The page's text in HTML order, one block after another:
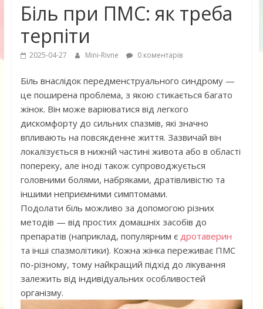
Біль при ПМС: як треба
терпіти
2025-04-27 Mini-Rivne 0 коментарів
Біль внаслідок передменструального синдрому —
це поширена проблема, з якою стикається багато
жінок. Він може варіюватися від легкого
дискомфорту до сильних спазмів, які значно
впливають на повсякденне життя. Зазвичай він
локалізується в нижній частині живота або в області
попереку, але іноді також супроводжується
головними болями, набряками, дратівливістю та
іншими неприємними симптомами.
Подолати біль можливо за допомогою різних
методів — від простих домашніх засобів до
препаратів (наприклад, популярним є дротаверин
та інші спазмолітики). Кожна жінка переживає ПМС
по-різному, тому найкращий підхід до лікування
залежить від індивідуальних особливостей
організму.